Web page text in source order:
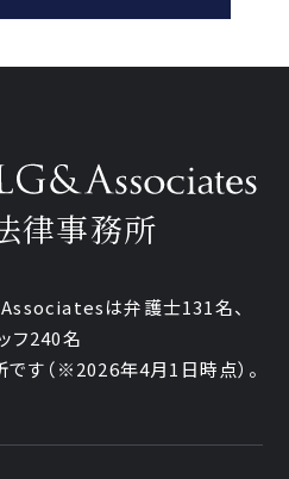
律事務所
は弁護士131名、
フ240名
です （※2026年4月1日時点）。